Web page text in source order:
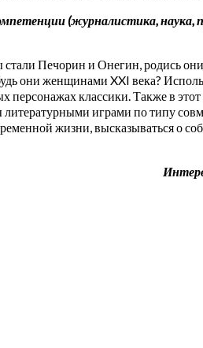
(журналистика, наука,
стали Печорин и Онегин, родись
они женщинами XXI века?
персонажах классики. Также в
играми по типу
жизни, высказываться о